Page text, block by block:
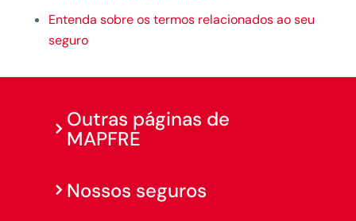
Entenda sobre os termos relacionados ao seu
seguro
Outras páginas de
MAPFRE
Nossos seguros